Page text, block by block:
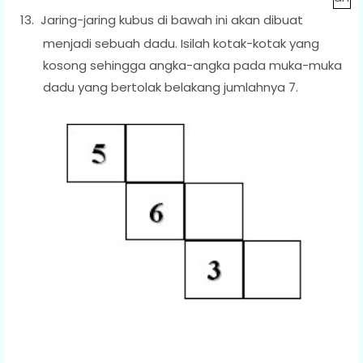
13. Jaring-jaring kubus di bawah ini akan dibuat
menjadi sebuah dadu. Isilah kotak-kotak yang
kosong sehingga angka-angka pada muka-muka
dadu yang bertolak belakang jumlahnya 7.